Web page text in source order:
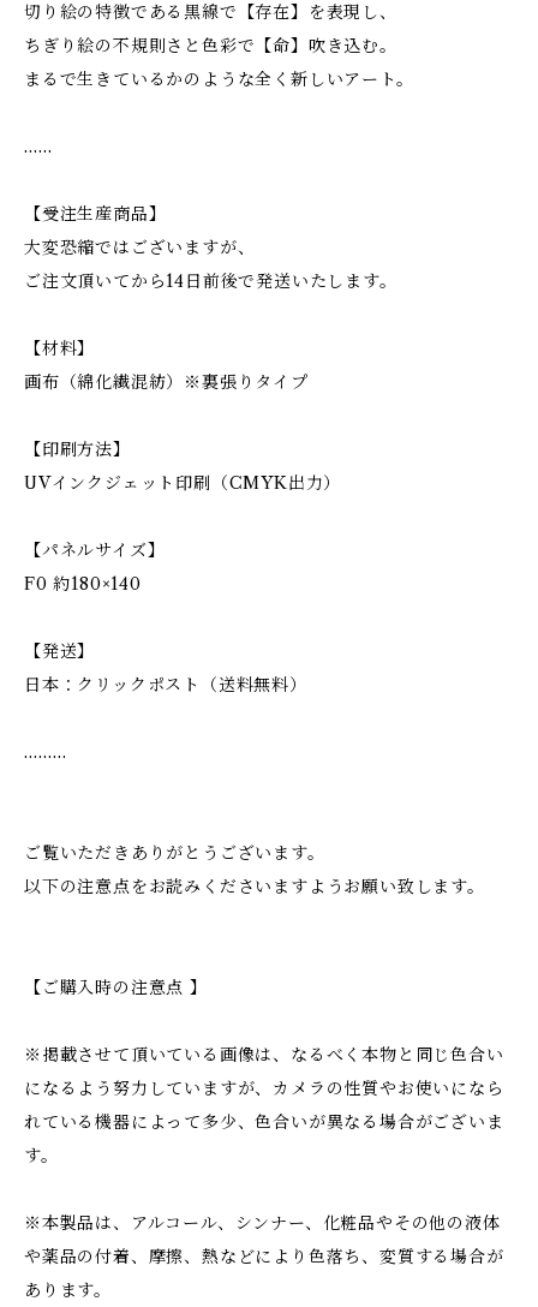
切り絵の特徴である黒線で【存在】を表現し、
ちぎり絵の不規則さと色彩で【命】吹き込む。
まるで生きているかのような全く新しいアート。
……
【受注生産商品】
大変恐縮ではございますが、
ご注文頂いてから14日前後で発送いたします。
【材料】
画布（綿化繊混紡）※裏張りタイプ
【印刷方法】
UVインクジェット印刷（CMYK出力）
【パネルサイズ】
F0 約180×140
【発送】
日本：クリックポスト（送料無料）
………
ご覧いただきありがとうございます。
以下の注意点をお読みくださいますようお願い致します。
【ご購入時の注意点 】
※掲載させて頂いている画像は、なるべく本物と同じ色合い
になるよう努力していますが、カメラの性質やお使いになら
れている機器によって多少、色合いが異なる場合がございま
す。
※本製品は、アルコール、シンナー、化粧品やその他の液体
や薬品の付着、摩擦、熱などにより色落ち、変質する場合が
あります。